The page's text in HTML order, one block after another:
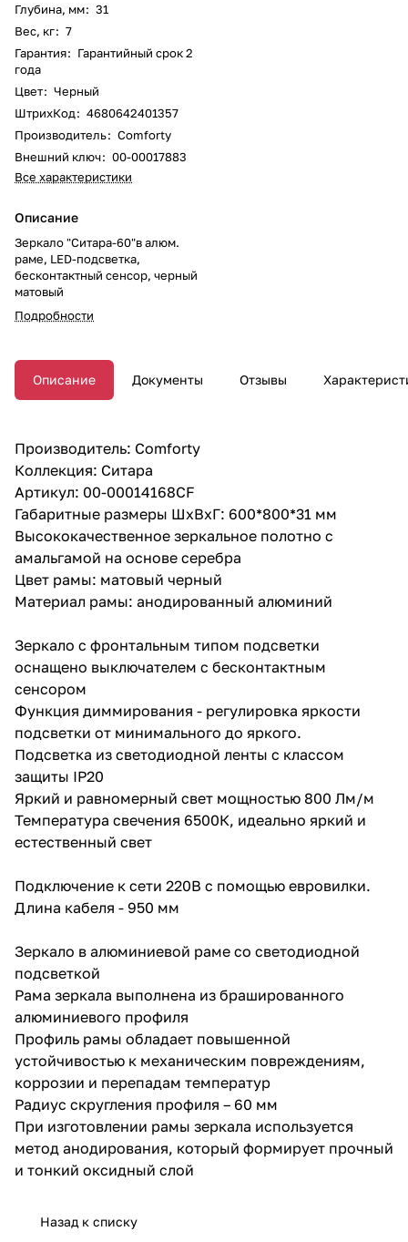
Глубина, мм: 31
Вес, кг: 7
Гарантия: Гарантийный срок 2
года
Цвет: Черный
ШтрихКод: 4680642401357
Производитель: Comforty
Внешний ключ: 00-00017883
Все характеристики
Описание
Зеркало "Ситара-60"в алюм.
раме, LED-подсветка,
бесконтактный сенсор, черный
матовый
Подробности
Описание Документы Отзывы
Производитель: Comforty
Коллекция: Ситара
Артикул: 00-00014168CF
Габаритные размеры ШхВхГ: 600*800*31 мм
Высококачественное зеркальное полотно с
амальгамой на основе серебра
Цвет рамы: матовый черный
Материал рамы: анодированный алюминий
Зеркало с фронтальным типом подсветки
оснащено выключателем с бесконтактным
сенсором
Функция диммирования - регулировка яркости
подсветки от минимального до яркого.
Подсветка из светодиодной ленты с классом
защиты IP20
Яркий и равномерный свет мощностью 800 Лм/м
Температура свечения 6500К, идеально яркий и
естественный свет
Подключение к сети 220В с помощью евровилки.
Длина кабеля - 950 мм
Зеркало в алюминиевой раме со светодиодной
подсветкой
Рама зеркала выполнена из брашированного
алюминиевого профиля
Профиль рамы обладает повышенной
устойчивостью к механическим повреждениям,
коррозии и перепадам температур
Радиус скругления профиля – 60 мм
При изготовлении рамы зеркала используется
метод анодирования, который формирует прочный
и тонкий оксидный слой
Назад к списку